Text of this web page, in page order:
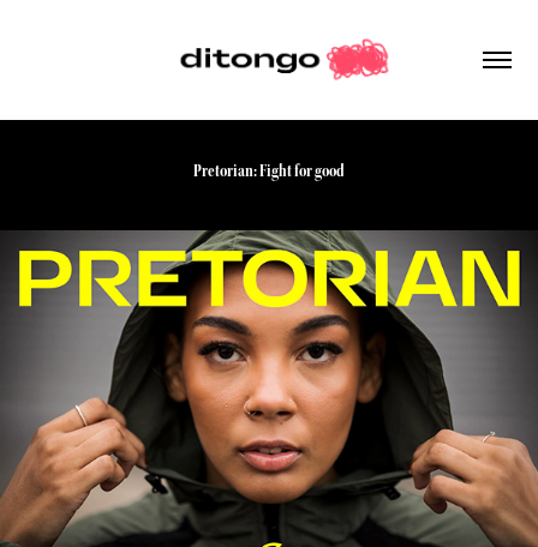
Pretorian: Fight for good